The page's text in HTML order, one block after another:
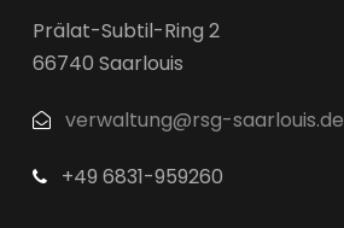
Prälat-Subtil-Ring 2
66740 Saarlouis
verwaltung@rsg-saarlouis.de
+49 6831-959260